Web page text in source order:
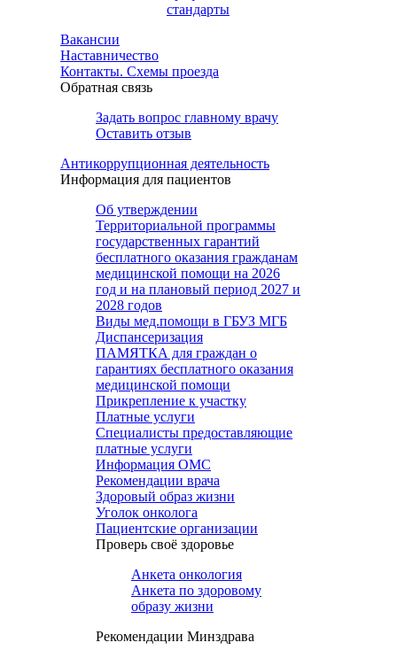
стандарты
Вакансии
Наставничество
Контакты. Схемы проезда
Обратная связь
Задать вопрос главному врачу
Оставить отзыв
Антикоррупционная деятельность
Информация для пациентов
Об утверждении
Территориальной программы
государственных гарантий
бесплатного оказания гражданам
медицинской помощи на 2026
год и на плановый период 2027 и
2028 годов
Виды мед.помощи в ГБУЗ МГБ
Диспансеризация
ПАМЯТКА для граждан о
гарантиях бесплатного оказания
медицинской помощи
Прикрепление к участку
Платные услуги
Специалисты предоставляющие
платные услуги
Информация ОМС
Рекомендации врача
Здоровый образ жизни
Уголок онколога
Пациентские организации
Проверь своё здоровье
Анкета онкология
Анкета по здоровому
образу жизни
Рекомендации Минздрава